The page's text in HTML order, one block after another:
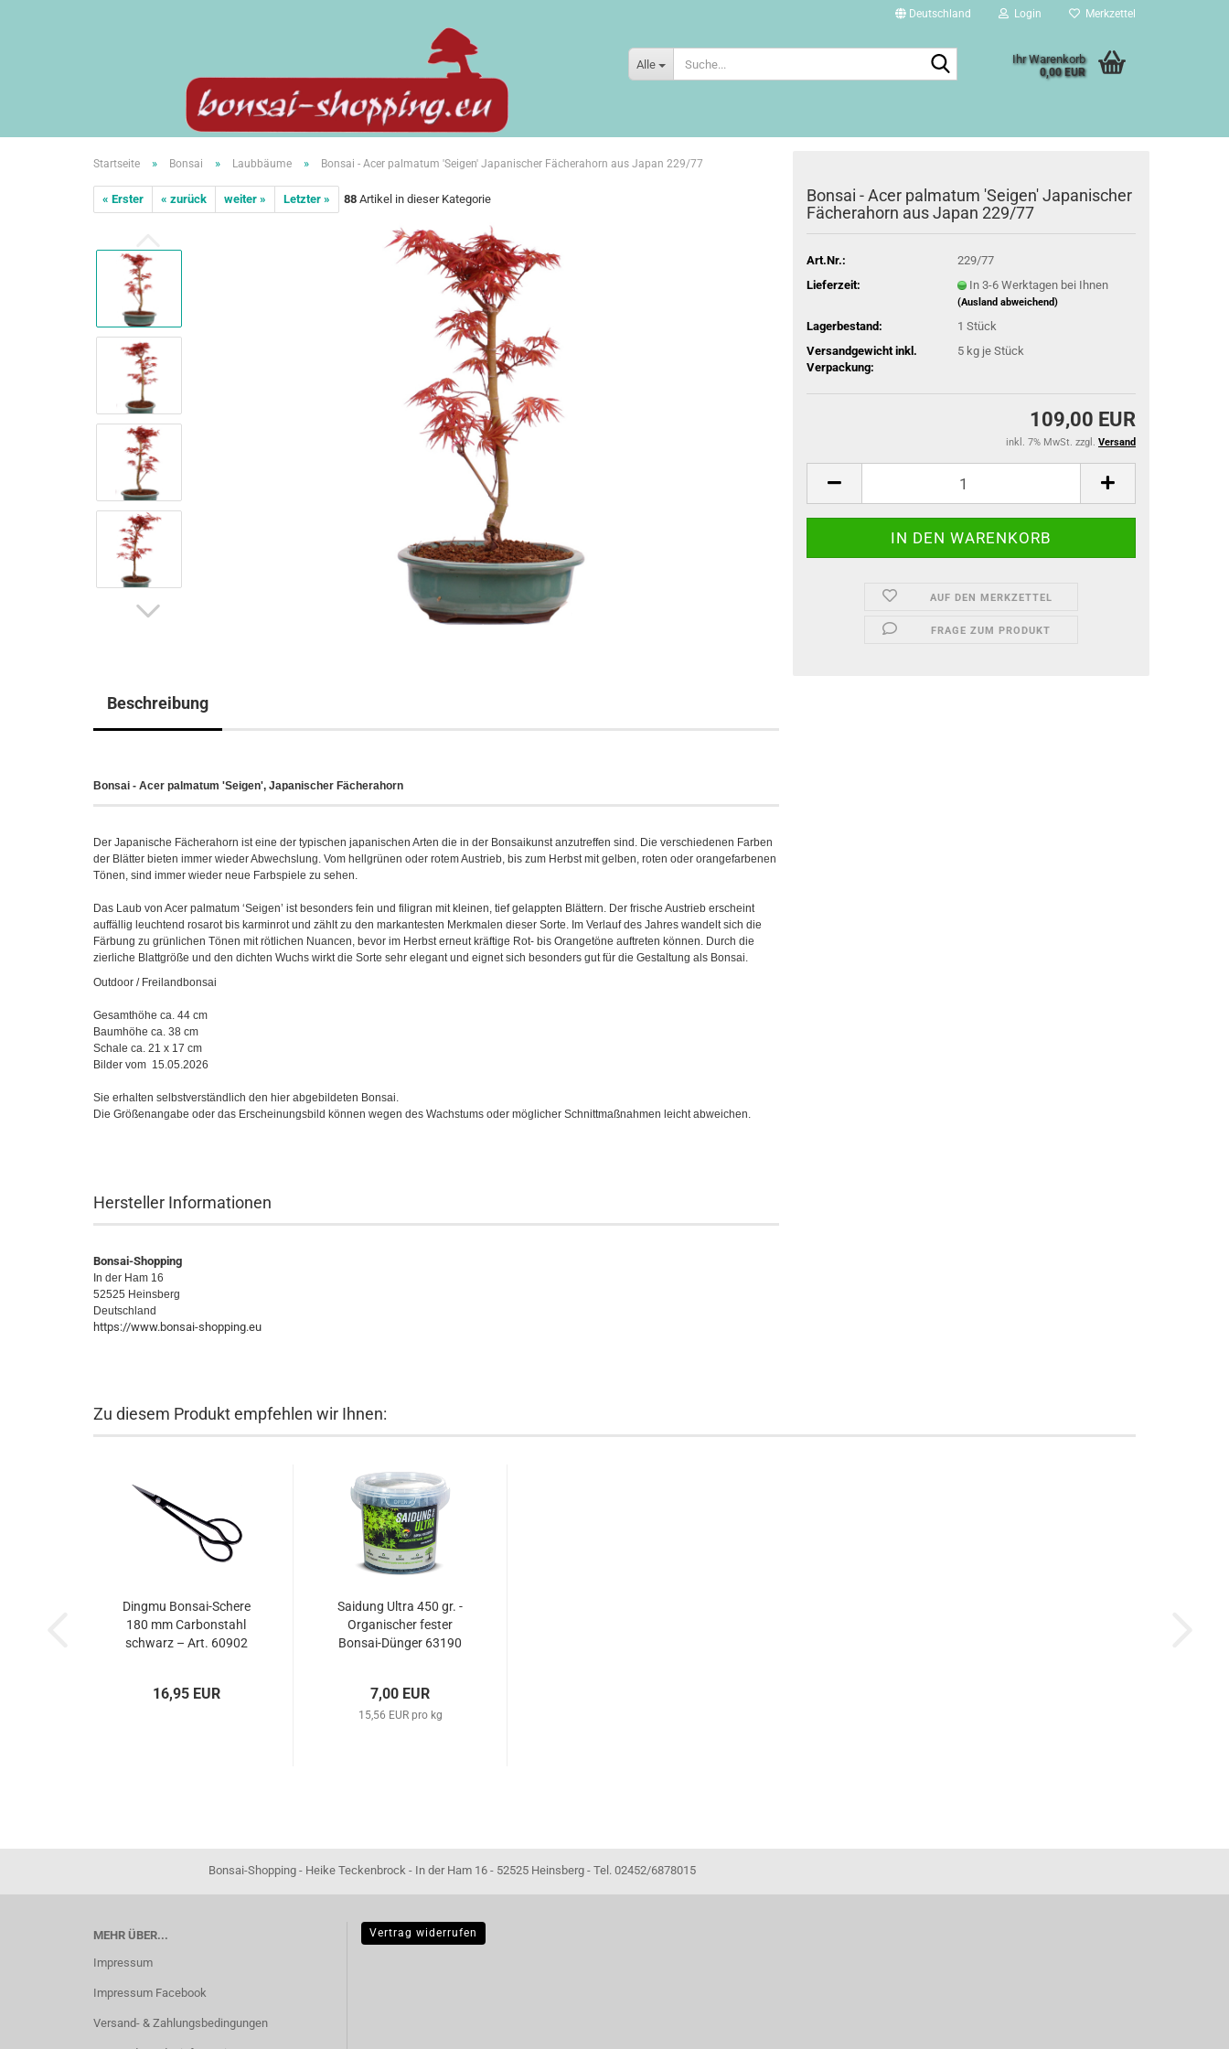
Deutschland Login Merkzettel
Alle Ihr Warenkorb
0,00 EUR
Startseite » Bonsai » Laubbäume » Bonsai - Acer palmatum 'Seigen' Japanischer Fächerahorn aus Japan 229/77
« Erster « zurück weiter » Letzter » 88 Artikel in dieser Kategorie
Bonsai - Acer palmatum 'Seigen' Japanischer
Fächerahorn aus Japan 229/77
Art.Nr.:
229/77
Lieferzeit:
In 3-6 Werktagen bei Ihnen
(Ausland abweichend)
Lagerbestand: 1 Stück
Versandgewicht inkl.
Verpackung:
5 kg je Stück
109,00 EUR
inkl. 7% MwSt. zzgl. Versand
AUF DEN MERKZETTEL
FRAGE ZUM PRODUKT
Beschreibung
Bonsai - Acer palmatum 'Seigen', Japanischer Fächerahorn
Der Japanische Fächerahorn ist eine der typischen japanischen Arten die in der Bonsaikunst anzutreffen sind. Die verschiedenen Farben
der Blätter bieten immer wieder Abwechslung. Vom hellgrünen oder rotem Austrieb, bis zum Herbst mit gelben, roten oder orangefarbenen
Tönen, sind immer wieder neue Farbspiele zu sehen.
Das Laub von Acer palmatum ‘Seigen’ ist besonders fein und filigran mit kleinen, tief gelappten Blättern. Der frische Austrieb erscheint
auffällig leuchtend rosarot bis karminrot und zählt zu den markantesten Merkmalen dieser Sorte. Im Verlauf des Jahres wandelt sich die
Färbung zu grünlichen Tönen mit rötlichen Nuancen, bevor im Herbst erneut kräftige Rot- bis Orangetöne auftreten können. Durch die
zierliche Blattgröße und den dichten Wuchs wirkt die Sorte sehr elegant und eignet sich besonders gut für die Gestaltung als Bonsai.
Outdoor / Freilandbonsai
Gesamthöhe ca. 44 cm
Baumhöhe ca. 38 cm
Schale ca. 21 x 17 cm
Bilder vom 15.05.2026
Sie erhalten selbstverständlich den hier abgebildeten Bonsai.
Die Größenangabe oder das Erscheinungsbild können wegen des Wachstums oder möglicher Schnittmaßnahmen leicht abweichen.
Hersteller Informationen
Bonsai-Shopping
In der Ham 16
52525 Heinsberg
Deutschland
https://www.bonsai-shopping.eu
Zu diesem Produkt empfehlen wir Ihnen:
Dingmu Bonsai-Schere
180 mm Carbonstahl
schwarz – Art. 60902
16,95 EUR
Saidung Ultra 450 gr. -
Organischer fester
Bonsai-Dünger 63190
7,00 EUR
15,56 EUR pro kg
Bonsai-Shopping - Heike Teckenbrock - In der Ham 16 - 52525 Heinsberg - Tel. 02452/6878015
MEHR ÜBER...
Impressum
Impressum Facebook
Versand- & Zahlungsbedingungen
Vertrag widerrufen